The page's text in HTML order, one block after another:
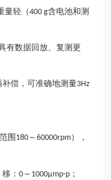
量轻（400 g含电池和测
有数据回放、复测更
补偿，可准确地测量3Hz
围 180 ～60000rpm），
移：0 ～ 1000μmp-p ；